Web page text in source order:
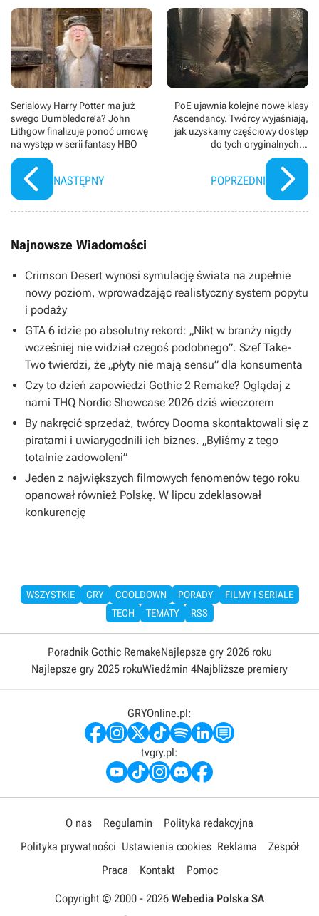
Serialowy Harry Potter ma już
swego Dumbledore’a? John
Lithgow finalizuje ponoć umowę
na występ w serii fantasy HBO
NASTĘPNY
PoE ujawnia kolejne nowe klasy
Ascendancy. Twórcy wyjaśniają,
jak uzyskamy częściowy dostęp
do tych oryginalnych w
wydarzeniu Legacy of Phrecia
POPRZEDNI
Najnowsze Wiadomości
Crimson Desert wynosi symulację świata na zupełnie
nowy poziom, wprowadzając realistyczny system popytu
i podaży
GTA 6 idzie po absolutny rekord: „Nikt w branży nigdy
wcześniej nie widział czegoś podobnego”. Szef Take-
Two twierdzi, że „płyty nie mają sensu” dla konsumenta
Czy to dzień zapowiedzi Gothic 2 Remake? Oglądaj z
nami THQ Nordic Showcase 2026 dziś wieczorem
By nakręcić sprzedaż, twórcy Dooma skontaktowali się z
piratami i uwiarygodnili ich biznes. „Byliśmy z tego
totalnie zadowoleni”
Jeden z największych filmowych fenomenów tego roku
opanował również Polskę. W lipcu zdeklasował
konkurencję
WSZYSTKIE GRY COOLDOWN PORADY
FILMY I SERIALE
TECH
TEMATY RSS
Poradnik Gothic RemakeNajlepsze gry 2026 roku
Najlepsze gry 2025 rokuWiedźmin 4Najbliższe premiery
GRYOnline.pl:
tvgry.pl:
O nas Regulamin
Polityka redakcyjna
Polityka prywatności Ustawienia cookies Reklama
Zespół
Praca
Kontakt Pomoc
Copyright © 2000 - 2026 Webedia Polska SA